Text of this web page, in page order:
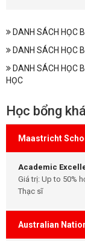
DANH SÁCH HỌC
DANH SÁCH HỌC
DANH SÁCH HỌC
HỌC
Học bổng
Maastricht
Academic
Giá trị: Up to 50%
Thạc sĩ
Australian